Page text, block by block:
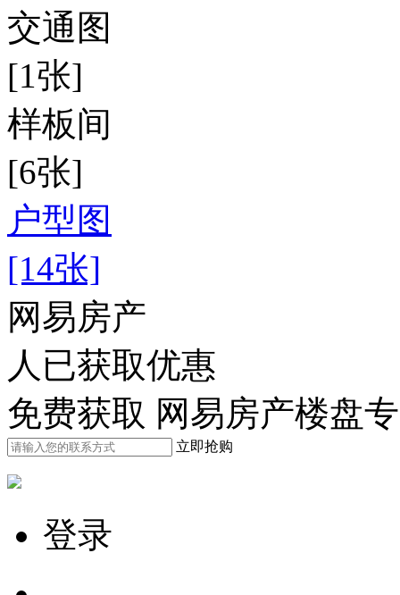
交通图
[1张]
样板间
[6张]
户型图
[14张]
网易房产
人已获取优惠
免费获取 网易房产楼盘
立即抢购
登录